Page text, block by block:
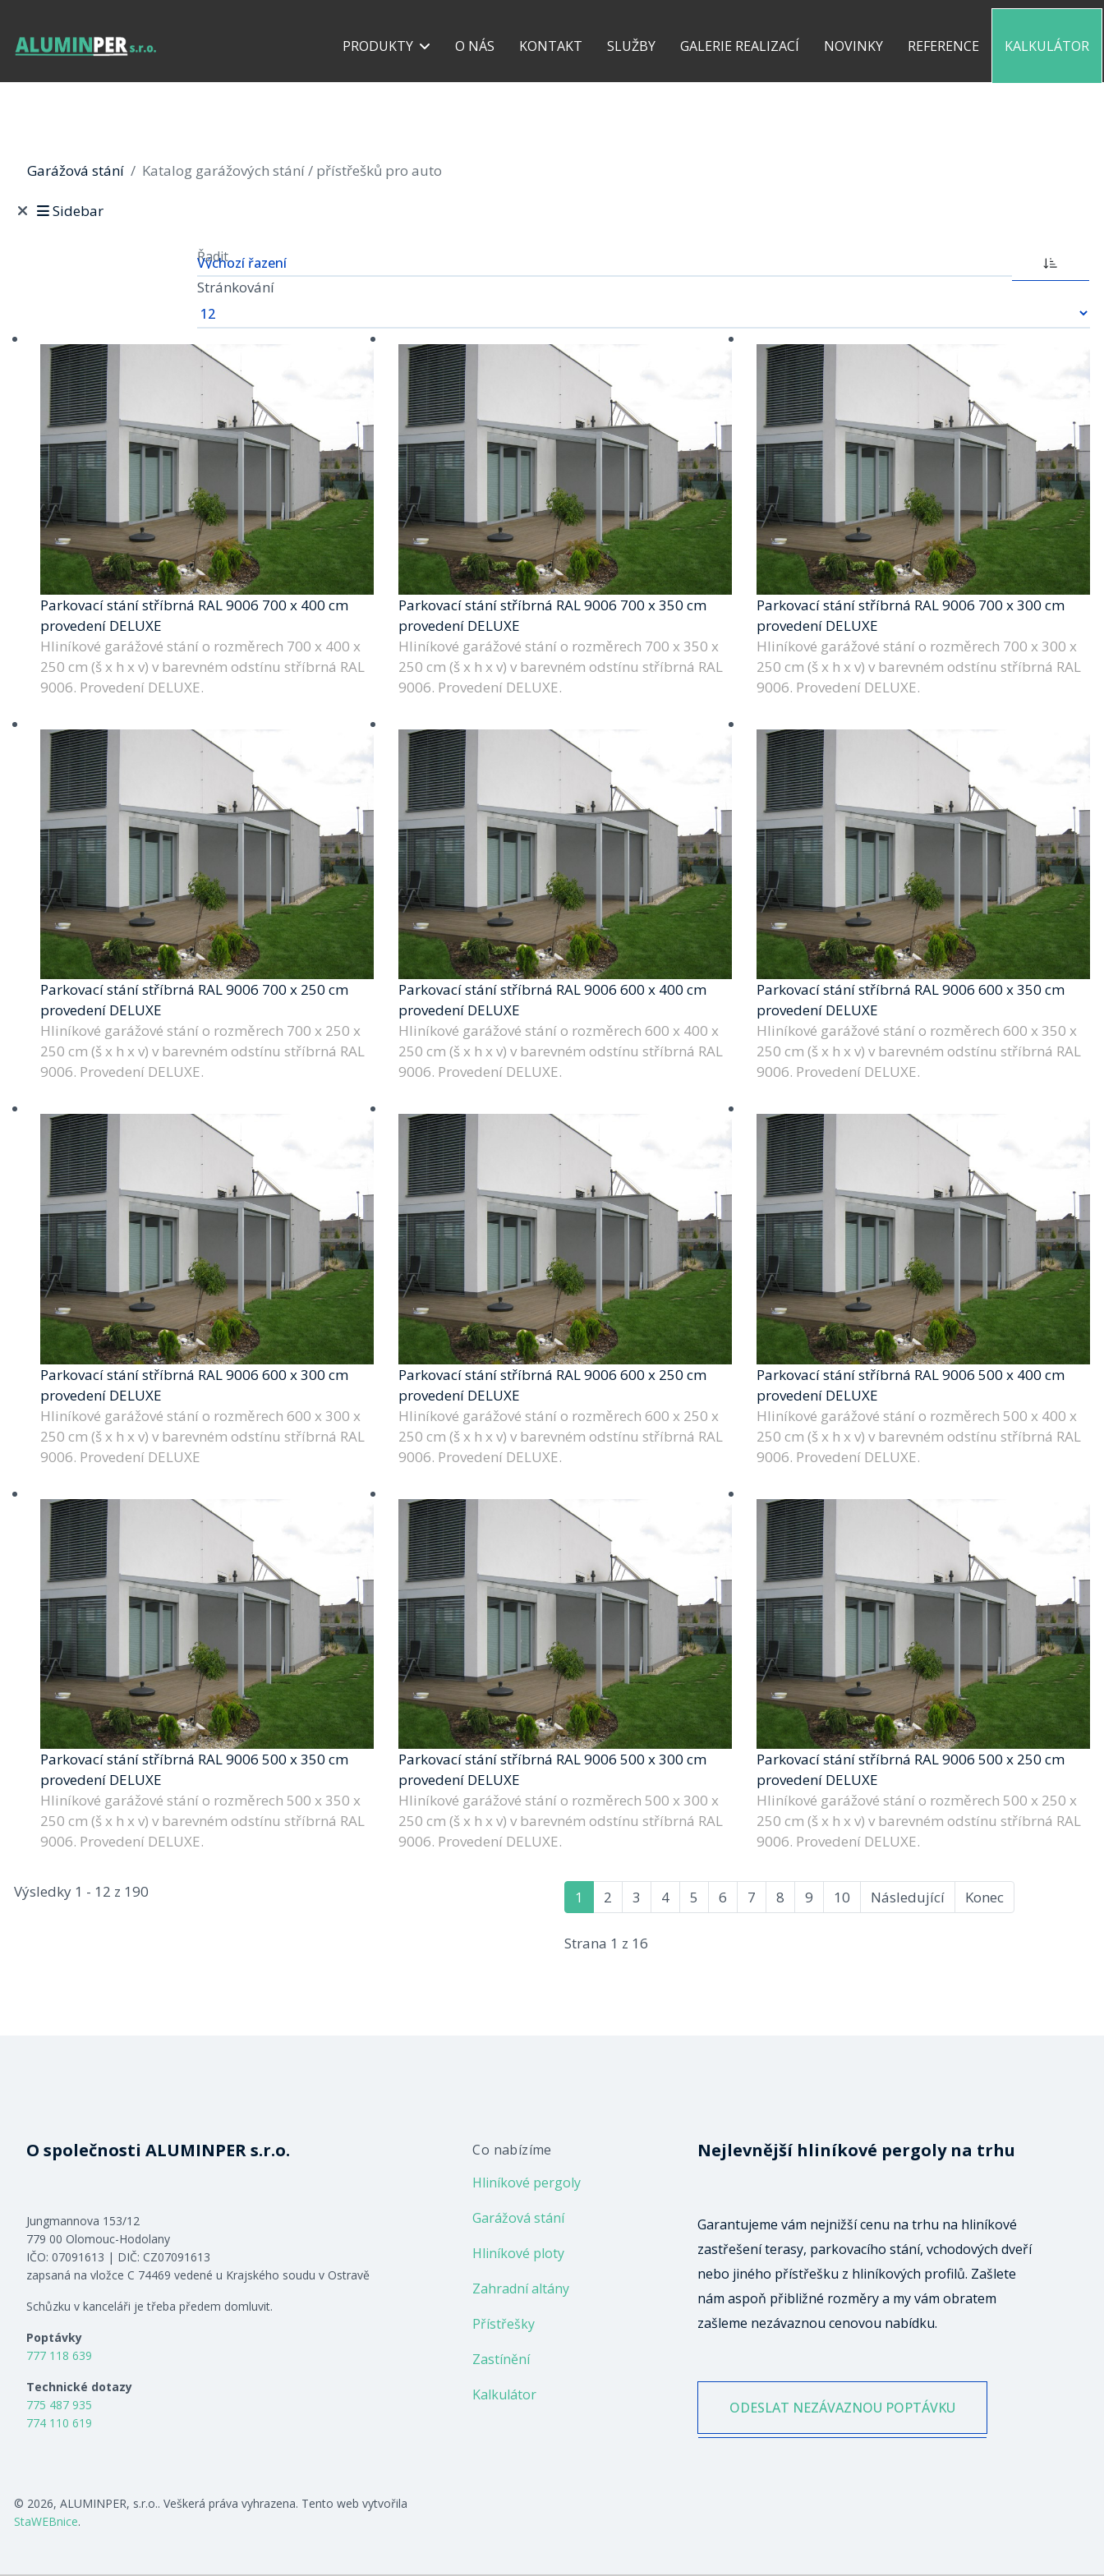
PRODUKTY O NÁS KONTAKT SLUŽBY GALERIE REALIZACÍ NOVINKY REFERENCE KALKULÁTOR
Garážová stání Katalog garážových stání / přístřešků pro auto
Sidebar
Řadit
Stránkování
Parkovací stání stříbrná RAL 9006 700 x 400 cm
provedení DELUXE
Hliníkové garážové stání o rozměrech 700 x 400 x
250 cm (š x h x v) v barevném odstínu stříbrná RAL
9006. Provedení DELUXE.
Parkovací stání stříbrná RAL 9006 700 x 350 cm
provedení DELUXE
Hliníkové garážové stání o rozměrech 700 x 350 x
250 cm (š x h x v) v barevném odstínu stříbrná RAL
9006. Provedení DELUXE.
Parkovací stání stříbrná RAL 9006 700 x 300 cm
provedení DELUXE
Hliníkové garážové stání o rozměrech 700 x 300 x
250 cm (š x h x v) v barevném odstínu stříbrná RAL
9006. Provedení DELUXE.
Parkovací stání stříbrná RAL 9006 700 x 250 cm
provedení DELUXE
Hliníkové garážové stání o rozměrech 700 x 250 x
250 cm (š x h x v) v barevném odstínu stříbrná RAL
9006. Provedení DELUXE.
Parkovací stání stříbrná RAL 9006 600 x 400 cm
provedení DELUXE
Hliníkové garážové stání o rozměrech 600 x 400 x
250 cm (š x h x v) v barevném odstínu stříbrná RAL
9006. Provedení DELUXE.
Parkovací stání stříbrná RAL 9006 600 x 350 cm
provedení DELUXE
Hliníkové garážové stání o rozměrech 600 x 350 x
250 cm (š x h x v) v barevném odstínu stříbrná RAL
9006. Provedení DELUXE.
Parkovací stání stříbrná RAL 9006 600 x 300 cm
provedení DELUXE
Hliníkové garážové stání o rozměrech 600 x 300 x
250 cm (š x h x v) v barevném odstínu stříbrná RAL
9006. Provedení DELUXE
Parkovací stání stříbrná RAL 9006 600 x 250 cm
provedení DELUXE
Hliníkové garážové stání o rozměrech 600 x 250 x
250 cm (š x h x v) v barevném odstínu stříbrná RAL
9006. Provedení DELUXE.
Parkovací stání stříbrná RAL 9006 500 x 400 cm
provedení DELUXE
Hliníkové garážové stání o rozměrech 500 x 400 x
250 cm (š x h x v) v barevném odstínu stříbrná RAL
9006. Provedení DELUXE.
Parkovací stání stříbrná RAL 9006 500 x 350 cm
provedení DELUXE
Hliníkové garážové stání o rozměrech 500 x 350 x
250 cm (š x h x v) v barevném odstínu stříbrná RAL
9006. Provedení DELUXE.
Parkovací stání stříbrná RAL 9006 500 x 300 cm
provedení DELUXE
Hliníkové garážové stání o rozměrech 500 x 300 x
250 cm (š x h x v) v barevném odstínu stříbrná RAL
9006. Provedení DELUXE.
Parkovací stání stříbrná RAL 9006 500 x 250 cm
provedení DELUXE
Hliníkové garážové stání o rozměrech 500 x 250 x
250 cm (š x h x v) v barevném odstínu stříbrná RAL
9006. Provedení DELUXE.
Výsledky 1 - 12 z 190 1 2 3 4 5 6 7 8 9 10 Následující Konec
Strana 1 z 16
O společnosti ALUMINPER s.r.o.
Jungmannova 153/12
779 00 Olomouc-Hodolany
IČO: 07091613 | DIČ: CZ07091613
zapsaná na vložce C 74469 vedené u Krajského soudu v Ostravě
Schůzku v kanceláři je třeba předem domluvit.
Poptávky
777 118 639
Technické dotazy
775 487 935
774 110 619
© 2026, ALUMINPER, s.r.o.. Veškerá práva vyhrazena. Tento web vytvořila
StaWEBnice.
Co nabízíme
Hliníkové pergoly
Garážová stání
Hliníkové ploty
Zahradní altány
Přístřešky
Zastínění
Kalkulátor
Nejlevnější hliníkové pergoly na trhu
Garantujeme vám nejnižší cenu na trhu na hliníkové
zastřešení terasy, parkovacího stání, vchodových dveří
nebo jiného přístřešku z hliníkových profilů. Zašlete
nám aspoň přibližné rozměry a my vám obratem
zašleme nezávaznou cenovou nabídku.
ODESLAT NEZÁVAZNOU POPTÁVKU